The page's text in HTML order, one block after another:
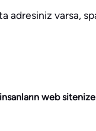
adresiniz varsa,
insanların web